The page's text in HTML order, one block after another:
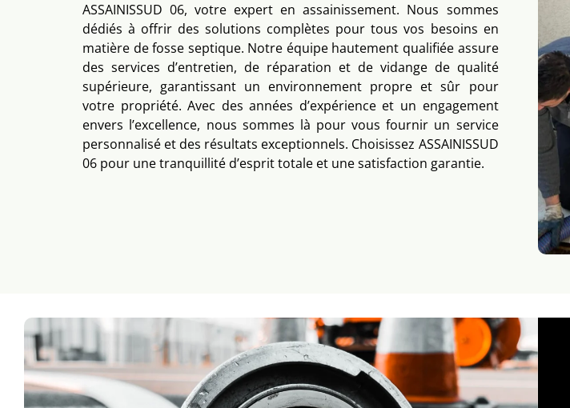
ASSAINISSUD 06, votre expert en assainissement. Nous sommes
dédiés à offrir des solutions complètes pour tous vos besoins en
matière de fosse septique. Notre équipe hautement qualifiée assure
des services d’entretien, de réparation et de vidange de qualité
supérieure, garantissant un environnement propre et sûr pour
votre propriété. Avec des années d’expérience et un engagement
envers l’excellence, nous sommes là pour vous fournir un service
personnalisé et des résultats exceptionnels. Choisissez ASSAINISSUD
06 pour une tranquillité d’esprit totale et une satisfaction garantie.